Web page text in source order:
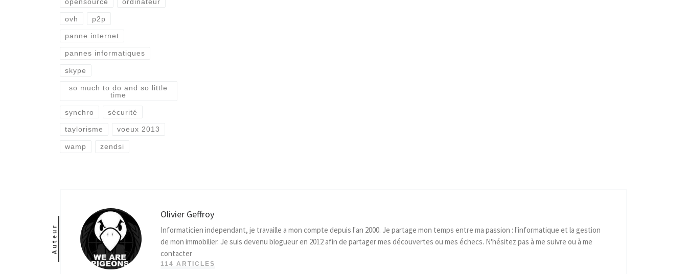
Auteur
Olivier Geffroy
Informaticien independant, je travaille a mon compte depuis l'an 2000. Je partage mon temps entre ma passion : l'informatique et la gestion
de mon immobilier. Je suis devenu blogueur en 2012 afin de partager mes découvertes ou mes échecs. N'hésitez pas à me suivre ou à me
contacter
114 ARTICLES
ovh p2p
panne internet
pannes informatiques
skype
so much to do and so little
time
synchro sécurité
taylorisme voeux 2013
wamp zendsi